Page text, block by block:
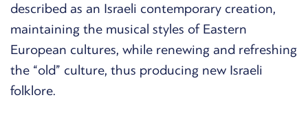
described as an Israeli contemporary creation,
maintaining the musical styles of Eastern
European cultures, while renewing and refreshing
the “old” culture, thus producing new Israeli
folklore.